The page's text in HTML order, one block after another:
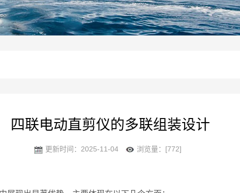
四联电动直剪仪的多联组装设计
更新时间：2025-11-04 浏览量：[772]